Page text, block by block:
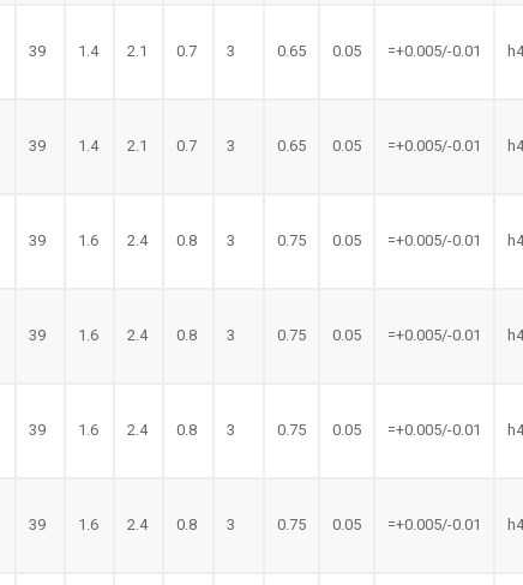
39 1.4 2.1 0.7 3 0.65 0.05 =+0.005/-0.01 h4
39 1.4 2.1 0.7 3 0.65 0.05 =+0.005/-0.01 h4
39 1.6 2.4 0.8 3 0.75 0.05 =+0.005/-0.01 h4
39 1.6 2.4 0.8 3 0.75 0.05 =+0.005/-0.01 h4
39 1.6 2.4 0.8 3 0.75 0.05 =+0.005/-0.01 h4
39 1.6 2.4 0.8 3 0.75 0.05 =+0.005/-0.01 h4